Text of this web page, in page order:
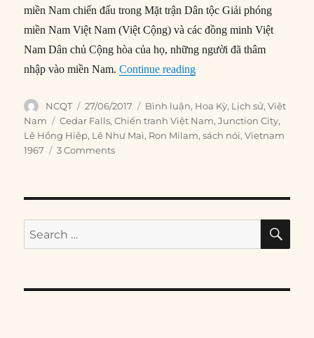
miền Nam chiến đấu trong Mặt trận Dân tộc Giải phóng
miền Nam Việt Nam (Việt Cộng) và các đồng minh Việt
Nam Dân chủ Cộng hòa của họ, những người đã thâm
nhập vào miền Nam.Continue reading“1967: Kỷ nguyên của
Author
NCQT
Posted
on
27/06/2017 Categories
Bình luận, Hoa Kỳ, Lịch sử,Việt
Nam
Tags
Cedar Falls,Chiến tranh Việt Nam,Junction City,
Lê Hồng Hiệp, Lê Như Mai, Ron Milam,sách nói,Vietnam
1967
3 Comments
Search
for: